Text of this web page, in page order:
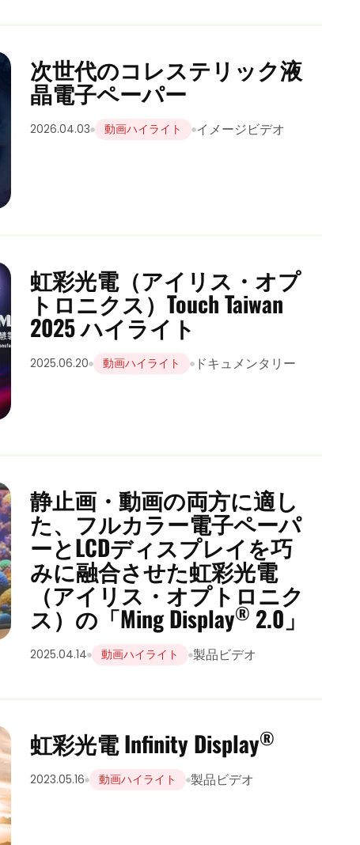
次世代のコレステリック液
晶電子ペーパー
2026.04.03 動画ハイライト イメージビデオ
虹彩光電（アイリス・オプ
トロニクス）Touch Taiwan
2025 ハイライト
2025.06.20 動画ハイライト ドキュメンタリー
静止画・動画の両方に適し
た、フルカラー電子ペーパ
ーとLCDディスプレイを巧
みに融合させた虹彩光電
（アイリス・オプトロニク
ス）の「Ming Display® 2.0」
2025.04.14 動画ハイライト 製品ビデオ
虹彩光電 Infinity Display®
2023.05.16 動画ハイライト 製品ビデオ